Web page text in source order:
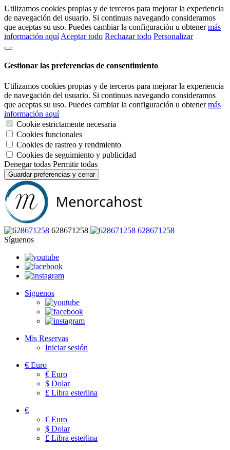
Utilizamos cookies propias y de terceros para mejorar la experiencia
de navegación del usuario. Si continuas navegando consideramos
que aceptas su uso. Puedes cambiar la configuración u obtenermás
información aquí Aceptar todo Rechazar todo Personalizar
Gestionar las preferencias de consentimiento
Utilizamos cookies propias y de terceros para mejorar la experiencia
de navegación del usuario. Si continuas navegando consideramos
que aceptas su uso. Puedes cambiar la configuración u obtenermás
información aquí
Cookie estrictamente necesaria
Cookies funcionales
Cookies de rastreo y rendmiento
Cookies de seguimiento y publicidad
Denegar todas Permitir todas
Guardar preferencias y cerrar
628671258
628671258
Síguenos
Síguenos
Mis Reservas
Iniciar sesión
€ Euro
€ Euro
$ Dolar
£ Libra esterlina
€
€ Euro
$ Dolar
£ Libra esterlina